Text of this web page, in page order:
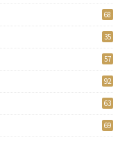
68
35
57
92
63
69